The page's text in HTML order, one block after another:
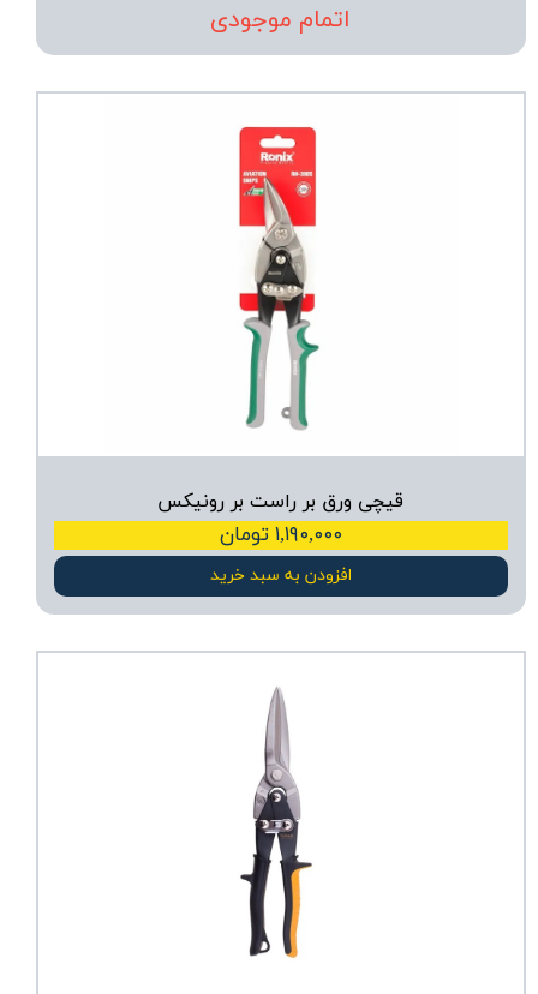
اتمام موجودی
قیچی ورق بر راست بر رونیکس
۱,۱۹۰,۰۰۰ تومان
افزودن به سبد خرید